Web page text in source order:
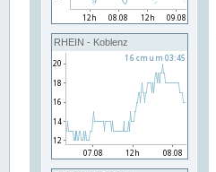
RHEIN - Koblenz